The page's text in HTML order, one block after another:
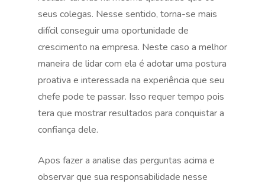
seus colegas. Nesse sentido, torna-se mais
difícil conseguir uma oportunidade de
crescimento na empresa. Neste caso a melhor
maneira de lidar com ela é adotar uma postura
proativa e interessada na experiência que seu
chefe pode te passar. Isso requer tempo pois
tera que mostrar resultados para conquistar a
confiança dele.
Apos fazer a analise das perguntas acima e
observar que sua responsabilidade nesse